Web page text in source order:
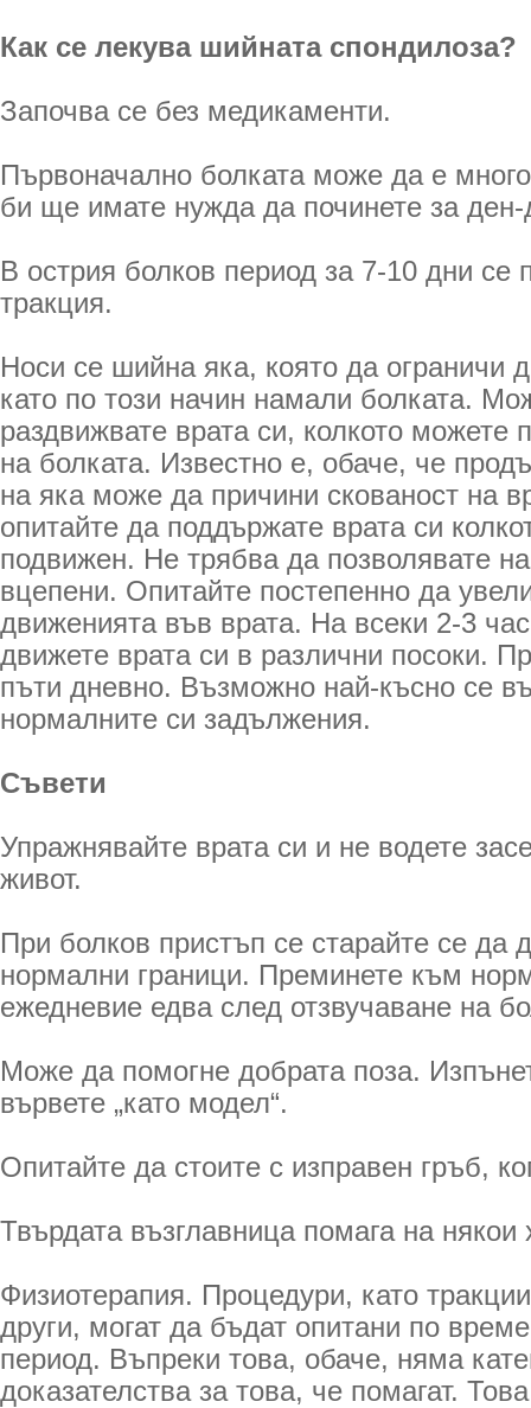
Как се лекува шийната спондилоза?
Започва се без медикаменти.
Първоначално болката може да е
би ще имате нужда да починете за ден-
В острия болков период за 7-10 дни се
тракция.
Носи се шийна яка, която да ограничи
като по този начин намали болката.
раздвижвате врата си, колкото можете
на болката. Известно е, обаче, че
на яка може да причини скованост на
опитайте да поддържате врата си
подвижен. Не трябва да позволявате
вцепени. Опитайте постепенно да
движенията във врата. На всеки 2-3
движете врата си в различни посоки.
пъти дневно. Възможно най-късно се
нормалните си задължения.
Съвети
Упражнявайте врата си и не водете
живот.
При болков пристъп се старайте се да
нормални граници. Преминете към
ежедневие едва след отзвучаване на
Може да помогне добрата поза.
вървете „като модел“.
Опитайте да стоите с изправен гръб,
Твърдата възглавница помага на някои
Физиотерапия. Процедури, като
други, могат да бъдат опитани по
период. Въпреки това, обаче, няма
доказателства за това, че помагат.